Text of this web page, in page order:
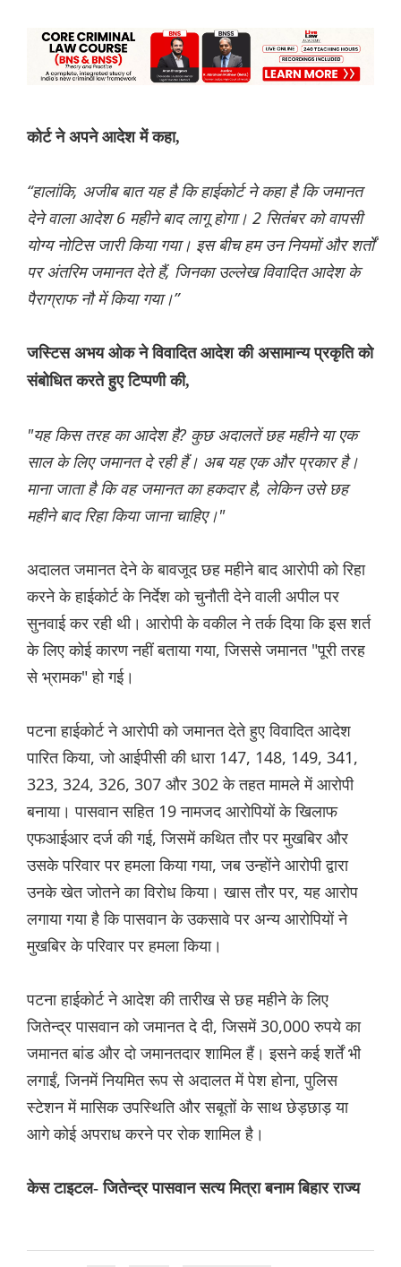
कोर्ट ने अपने आदेश में कहा,
“हालांकि, अजीब बात यह है कि हाईकोर्ट ने कहा है कि जमानत
देने वाला आदेश 6 महीने बाद लागू होगा। 2 सितंबर को वापसी
योग्य नोटिस जारी किया गया। इस बीच हम उन नियमों और शर्तों
पर अंतरिम जमानत देते हैं, जिनका उल्लेख विवादित आदेश के
पैराग्राफ नौ में किया गया।”
जस्टिस अभय ओक ने विवादित आदेश की असामान्य प्रकृति को
संबोधित करते हुए टिप्पणी की,
"यह किस तरह का आदेश है? कुछ अदालतें छह महीने या एक
साल के लिए जमानत दे रही हैं। अब यह एक और प्रकार है।
माना जाता है कि वह जमानत का हकदार है, लेकिन उसे छह
महीने बाद रिहा किया जाना चाहिए।"
अदालत जमानत देने के बावजूद छह महीने बाद आरोपी को रिहा
करने के हाईकोर्ट के निर्देश को चुनौती देने वाली अपील पर
सुनवाई कर रही थी। आरोपी के वकील ने तर्क दिया कि इस शर्त
के लिए कोई कारण नहीं बताया गया, जिससे जमानत "पूरी तरह
से भ्रामक" हो गई।
पटना हाईकोर्ट ने आरोपी को जमानत देते हुए विवादित आदेश
पारित किया, जो आईपीसी की धारा 147, 148, 149, 341,
323, 324, 326, 307 और 302 के तहत मामले में आरोपी
बनाया। पासवान सहित 19 नामजद आरोपियों के खिलाफ
एफआईआर दर्ज की गई, जिसमें कथित तौर पर मुखबिर और
उसके परिवार पर हमला किया गया, जब उन्होंने आरोपी द्वारा
उनके खेत जोतने का विरोध किया। खास तौर पर, यह आरोप
लगाया गया है कि पासवान के उकसावे पर अन्य आरोपियों ने
मुखबिर के परिवार पर हमला किया।
पटना हाईकोर्ट ने आदेश की तारीख से छह महीने के लिए
जितेन्द्र पासवान को जमानत दे दी, जिसमें 30,000 रुपये का
जमानत बांड और दो जमानतदार शामिल हैं। इसने कई शर्तें भी
लगाईं, जिनमें नियमित रूप से अदालत में पेश होना, पुलिस
स्टेशन में मासिक उपस्थिति और सबूतों के साथ छेड़छाड़ या
आगे कोई अपराध करने पर रोक शामिल है।
केस टाइटल- जितेन्द्र पासवान सत्य मित्रा बनाम बिहार राज्य